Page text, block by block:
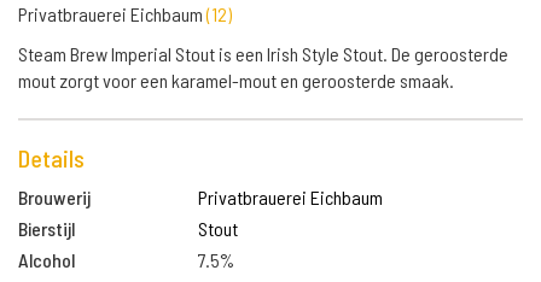
Privatbrauerei Eichbaum(12)
Steam Brew Imperial Stout is een Irish Style Stout. De geroosterde
mout zorgt voor een karamel-mout en geroosterde smaak.
Details
Brouwerij
Privatbrauerei Eichbaum
Bierstijl
Stout
Alcohol
7.5%